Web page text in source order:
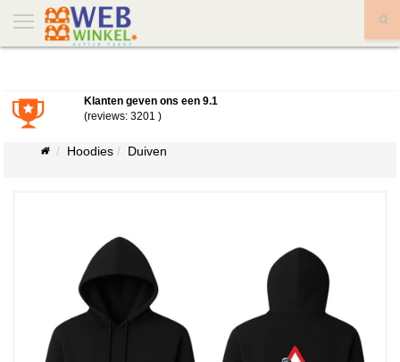
Klanten geven ons een 9.1
(reviews: 3201 )
Hoodies Duiven